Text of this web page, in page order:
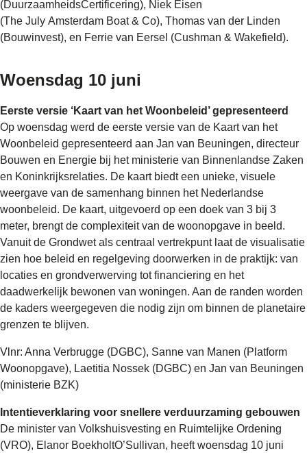
(DuurzaamheidsCertificering), Niek Eisen
(The July Amsterdam Boat & Co), Thomas van der Linden
(Bouwinvest), en Ferrie van Eersel (Cushman & Wakefield).
Woensdag 10 juni
Eerste versie ‘Kaart van het Woonbeleid’ gepresenteerd
Op woensdag werd de eerste versie van de Kaart van het
Woonbeleid gepresenteerd aan Jan van Beuningen, directeur
Bouwen en Energie bij het ministerie van Binnenlandse Zaken
en Koninkrijksrelaties. De kaart biedt een unieke, visuele
weergave van de samenhang binnen het Nederlandse
woonbeleid. De kaart, uitgevoerd op een doek van 3 bij 3
meter, brengt de complexiteit van de woonopgave in beeld.
Vanuit de Grondwet als centraal vertrekpunt laat de visualisatie
zien hoe beleid en regelgeving doorwerken in de praktijk: van
locaties en grondverwerving tot financiering en het
daadwerkelijk bewonen van woningen. Aan de randen worden
de kaders weergegeven die nodig zijn om binnen de planetaire
grenzen te blijven.
Vlnr: Anna Verbrugge (DGBC), Sanne van Manen (Platform
Woonopgave), Laetitia Nossek (DGBC) en Jan van Beuningen
(ministerie BZK)
Intentieverklaring voor snellere verduurzaming gebouwen
De minister van Volkshuisvesting en Ruimtelijke Ordening
(VRO), Elanor BoekholtO’Sullivan, heeft woensdag 10 juni